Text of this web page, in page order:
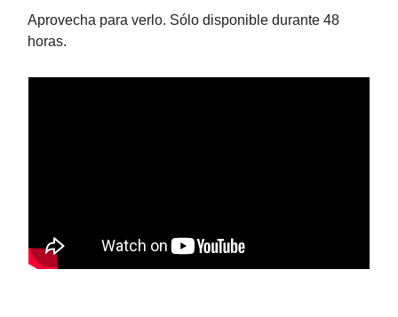
Aprovecha para verlo. Sólo disponible durante 48
horas.